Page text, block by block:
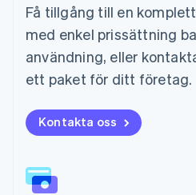
Få tillgång till en
med enkel prissättning
användning, eller
ett paket för ditt företag.
Kontakta oss
NederlandsEnglish
Norge
English
Nya Zeeland
English
Polen
Portugal
PortuguêsEnglish
English
Schweiz